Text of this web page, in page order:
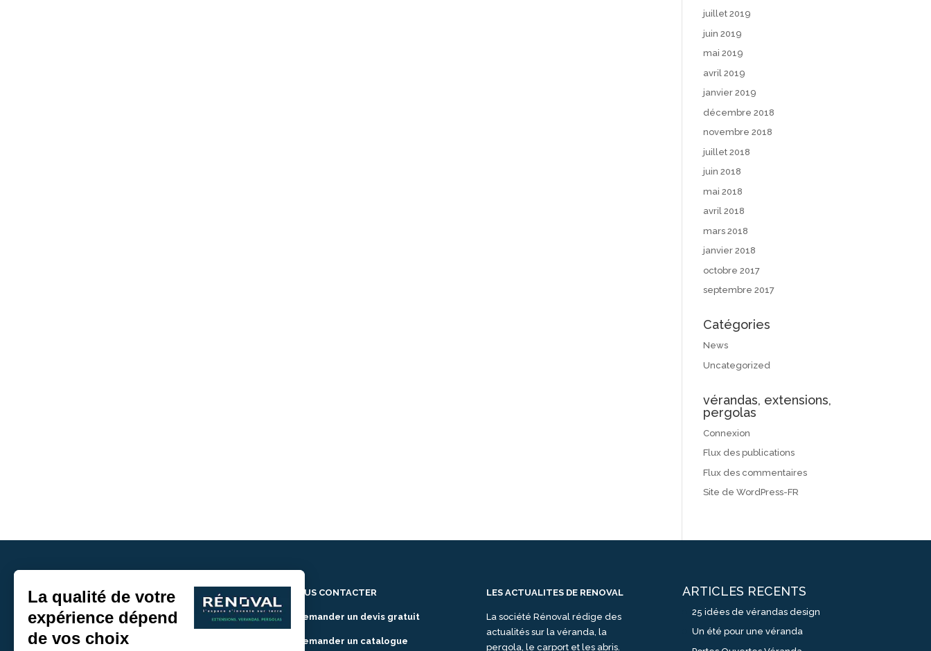
juillet 2019
juin 2019
mai 2019
avril 2019
janvier 2019
décembre 2018
novembre 2018
juillet 2018
juin 2018
mai 2018
avril 2018
mars 2018
janvier 2018
octobre 2017
septembre 2017
Catégories
News
Uncategorized
vérandas, extensions,
pergolas
Connexion
Flux des publications
Flux des commentaires
Site de WordPress-FR
NOUS CONTACTER
> Demander un devis gratuit
> Demander un catalogue
LES ACTUALITES DE RENOVAL
La société Rénoval rédige des
actualités sur la véranda, la
pergola, le carport et les abris.
ARTICLES RECENTS
25 idées de vérandas design
Un été pour une véranda